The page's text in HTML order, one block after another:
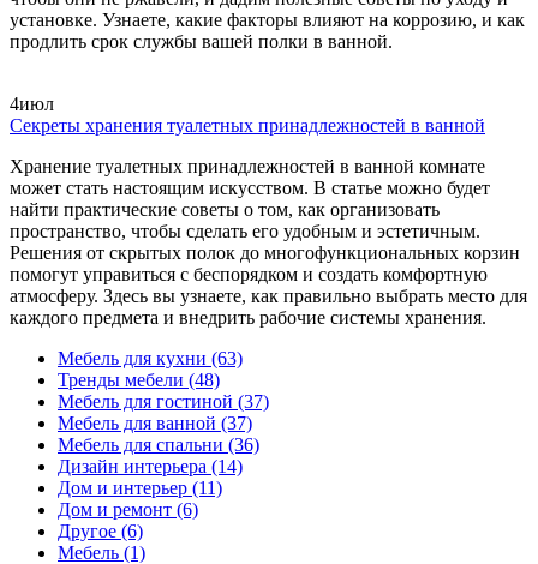
установке. Узнаете, какие факторы влияют на коррозию, и как
продлить срок службы вашей полки в ванной.
4июл
Секреты хранения туалетных принадлежностей в ванной
Хранение туалетных принадлежностей в ванной комнате
может стать настоящим искусством. В статье можно будет
найти практические советы о том, как организовать
пространство, чтобы сделать его удобным и эстетичным.
Решения от скрытых полок до многофункциональных корзин
помогут управиться с беспорядком и создать комфортную
атмосферу. Здесь вы узнаете, как правильно выбрать место для
каждого предмета и внедрить рабочие системы хранения.
Мебель для кухни (63)
Тренды мебели (48)
Мебель для гостиной (37)
Мебель для ванной (37)
Мебель для спальни (36)
Дизайн интерьера (14)
Дом и интерьер (11)
Дом и ремонт (6)
Другое (6)
Мебель (1)